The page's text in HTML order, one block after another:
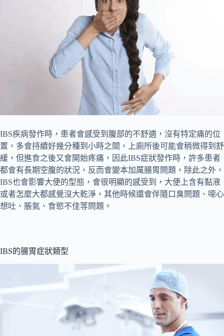
IBS疾病發作時，患者會感受到腹部的不舒適，沒有特定痛的位
置，多會持續好幾分種到小時之間，上廁所後可能會稍微得到舒
緩，但進食之後又會開始疼痛，因此IBS症狀發作時，許多患者
都會有長期空腹的狀況，反而會變本加厲腸胃問題，除此之外，
IBS也會影響大便的型態，會很明顯的感受到，大便上含有黏液
或者怎麼大都感覺沒大乾淨，其他時候還會伴隨口臭問題、噁心
想吐、脹氣、食慾不佳等問題。
IBS的腸胃症狀類型